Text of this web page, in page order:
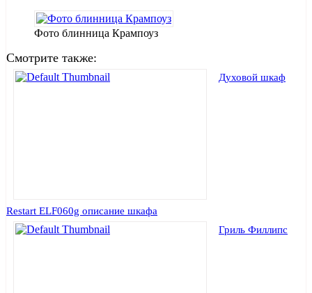
Фото блинница Крампоуз
Смотрите также:
Духовой шкаф
Restart ELF060g описание шкафа
Гриль Филлипс